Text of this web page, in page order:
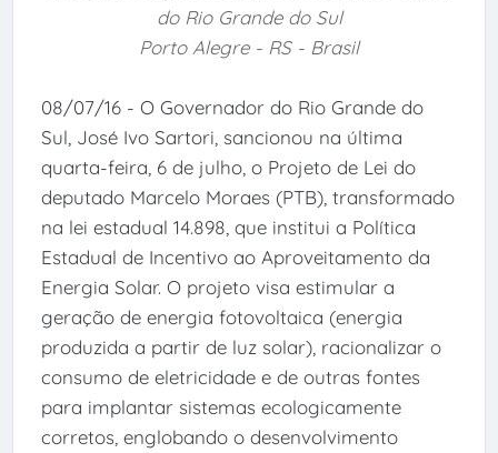
do Rio Grande do Sul
Porto Alegre - RS - Brasil
08/07/16 - O Governador do Rio Grande do
Sul, José Ivo Sartori, sancionou na última
quarta-feira, 6 de julho, o Projeto de Lei do
deputado Marcelo Moraes (PTB), transformado
na lei estadual 14.898, que institui a Política
Estadual de Incentivo ao Aproveitamento da
Energia Solar. O projeto visa estimular a
geração de energia fotovoltaica (energia
produzida a partir de luz solar), racionalizar o
consumo de eletricidade e de outras fontes
para implantar sistemas ecologicamente
corretos, englobando o desenvolvimento